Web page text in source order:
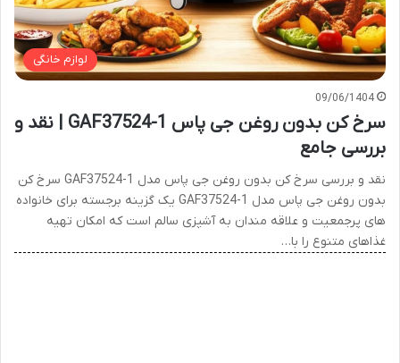
لوازم خانگی
09/06/1404
سرخ کن بدون روغن جی پاس GAF37524-1 | نقد و
بررسی جامع
نقد و بررسی سرخ کن بدون روغن جی پاس مدل GAF37524-1 سرخ کن
بدون روغن جی پاس مدل GAF37524-1 یک گزینه برجسته برای خانواده
های پرجمعیت و علاقه مندان به آشپزی سالم است که امکان تهیه
غذاهای متنوع را با…